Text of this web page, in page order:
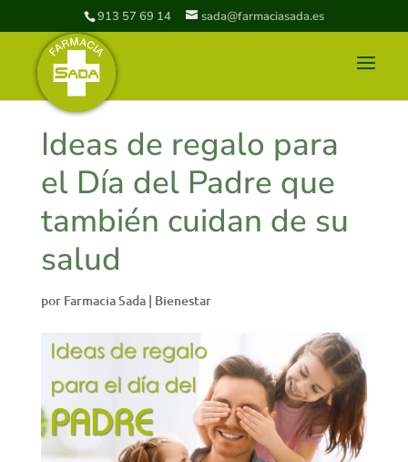
913 57 69 14 sada@farmaciasada.es
Ideas de regalo para
el Día del Padre que
también cuidan de su
salud
por Farmacia Sada| Bienestar